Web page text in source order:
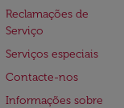
Reclamações de
Serviço
Serviços especiais
Contacte-nos
Informações sobre